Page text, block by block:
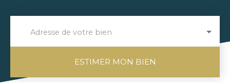
Adresse de votre bien
ESTIMER MON BIEN